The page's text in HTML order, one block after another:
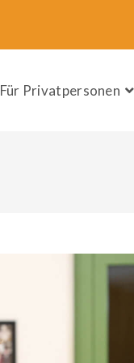
Für Privatpersonen